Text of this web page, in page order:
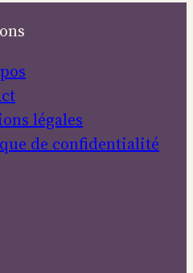
légales
de confidentialité